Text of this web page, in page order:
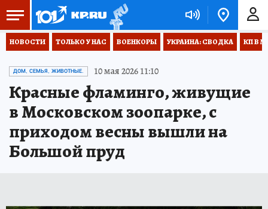
НОВОСТИ ТОЛЬКО У НАС ВОЕНКОРЫ УКРАИНА: СВОДКА КП В
ДОМ, СЕМЬЯ, ЖИВОТНЫЕ. 10 мая 2026 11:10
Красные фламинго, живущие
в Московском зоопарке, с
приходом весны вышли на
Большой пруд